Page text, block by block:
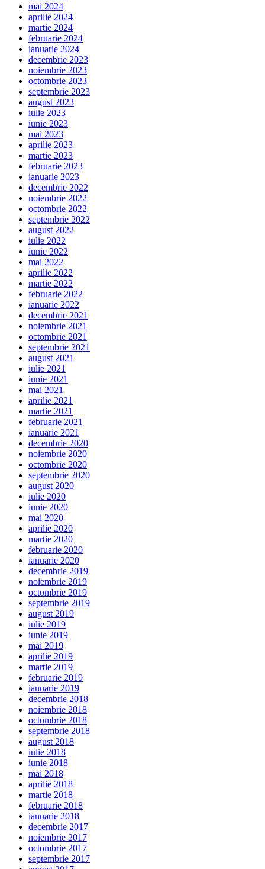
mai 2024
aprilie 2024
martie 2024
februarie 2024
ianuarie 2024
decembrie 2023
noiembrie 2023
octombrie 2023
septembrie 2023
august 2023
iulie 2023
iunie 2023
mai 2023
aprilie 2023
martie 2023
februarie 2023
ianuarie 2023
decembrie 2022
noiembrie 2022
octombrie 2022
septembrie 2022
august 2022
iulie 2022
iunie 2022
mai 2022
aprilie 2022
martie 2022
februarie 2022
ianuarie 2022
decembrie 2021
noiembrie 2021
octombrie 2021
septembrie 2021
august 2021
iulie 2021
iunie 2021
mai 2021
aprilie 2021
martie 2021
februarie 2021
ianuarie 2021
decembrie 2020
noiembrie 2020
octombrie 2020
septembrie 2020
august 2020
iulie 2020
iunie 2020
mai 2020
aprilie 2020
martie 2020
februarie 2020
ianuarie 2020
decembrie 2019
noiembrie 2019
octombrie 2019
septembrie 2019
august 2019
iulie 2019
iunie 2019
mai 2019
aprilie 2019
martie 2019
februarie 2019
ianuarie 2019
decembrie 2018
noiembrie 2018
octombrie 2018
septembrie 2018
august 2018
iulie 2018
iunie 2018
mai 2018
aprilie 2018
martie 2018
februarie 2018
ianuarie 2018
decembrie 2017
noiembrie 2017
octombrie 2017
septembrie 2017